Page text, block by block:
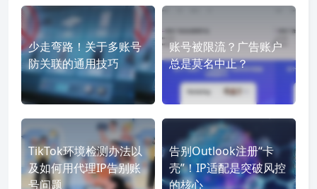
少走弯路！关于多账号
防关联的通用技巧
账号被限流？广告账户
总是莫名中止？
TikTok环境检测办法以
及如何用代理IP告别账
号问题
告别Outlook注册“卡
壳”！IP适配是突破风控
的核心